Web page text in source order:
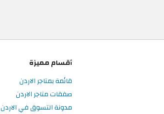
أقسام مميزة
قائمة بمتاجر الاردن
صفقات متاجر الاردن
مدونة التسوق في الاردن